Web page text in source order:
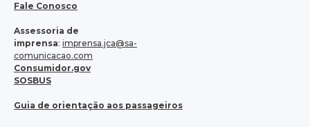
Fale Conosco
Assessoria de
imprensa: imprensa.jca@sa-
comunicacao.com
Consumidor.gov
SOSBUS
Guia de orientação aos passageiros